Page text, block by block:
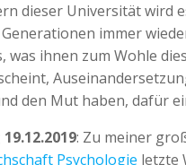
dieser Universität wird
immer
was ihnen zum Wohle
den Mut haben, dafür
: Zu meiner
Psychologie letzte